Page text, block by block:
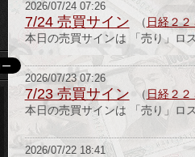
ン
カ
ジ
ノ
etc-
2026/07/24 07:26
7/24 売買サイン （ 日経２
本日の売買サインは 「売り」ロ
2026/07/23 07:26
7/23 売買サイン （ 日経２
本日の売買サインは 「売り」ロ
2026/07/22 18:41